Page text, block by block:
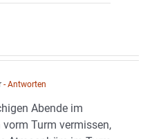
- Antworten
Abende im
Turm vermissen,